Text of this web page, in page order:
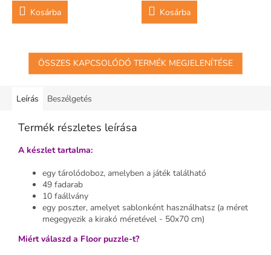
Kosárba Kosárba
ÖSSZES KAPCSOLÓDÓ TERMÉK MEGJELENÍTÉSE
Leírás Beszélgetés
Termék részletes leírása
A készlet tartalma:
egy tárolódoboz, amelyben a játék található
49 fadarab
10 faállvány
egy poszter, amelyet sablonként használhatsz (a méret
megegyezik a kirakó méretével - 50x70 cm)
Miért válaszd a Floor puzzle-t?